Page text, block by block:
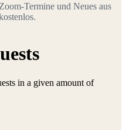
Termine und Neues aus